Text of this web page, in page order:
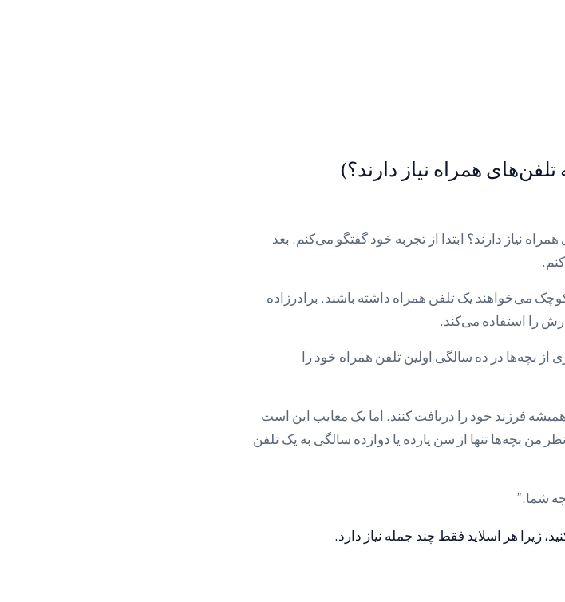
همراه نیاز دارند؟)
نیاز دارند؟ ابتدا از تجربه خود گفتگو می‌کنم. بعد
می‌خواهند یک تلفن همراه داشته باشند. برادرزاده
را استفاده می‌کند.
بچه‌ها در ده سالگی اولین تلفن همراه خود را
فرزند خود را دریافت کنند. اما یک معایب این است
من بچه‌ها تنها از سن یازده یا دوازده سالگی به یک تلفن
شما.”
زیرا هر اسلاید فقط چند جمله نیاز دارد.